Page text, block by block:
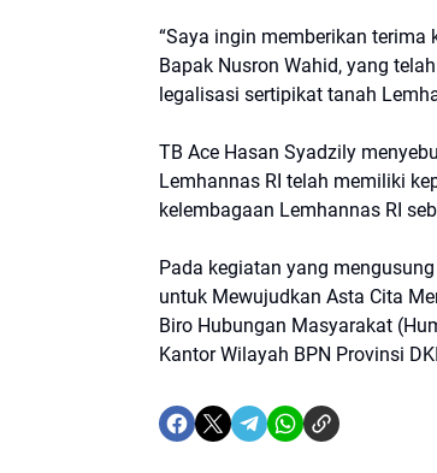
“Saya ingin memberikan terima
Bapak Nusron Wahid, yang
legalisasi sertipikat tanah
TB Ace Hasan Syadzily
Lemhannas RI telah memiliki
kelembagaan Lemhannas RI
Pada kegiatan yang
untuk Mewujudkan Asta Cita
Biro Hubungan Masyarakat
Kantor Wilayah BPN Provinsi